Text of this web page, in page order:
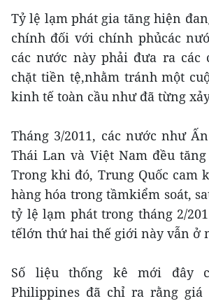
Tỷ lệ lạm phát gia tăng hiện
chính đối với chính phủcác
các nước này phải đưa ra các
chặt tiền tệ,nhằm tránh một
kinh tế toàn cầu như đã từng
Tháng 3/2011, các nước như
Thái Lan và Việt Nam đều
Trong khi đó, Trung Quốc cam
hàng hóa trong tầmkiểm soát,
tỷ lệ lạm phát trong tháng 2/
tếlớn thứ hai thế giới này vẫn ở
Số liệu thống kê mới đây
Philippines đã chỉ ra rằng giá